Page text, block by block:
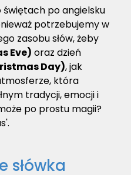
świętach po angielsku
potrzebujemy w
zasobu słów, żeby
Eve) oraz dzień
Day), jak
która
tradycji, emocji i
po prostu magii?
słówka